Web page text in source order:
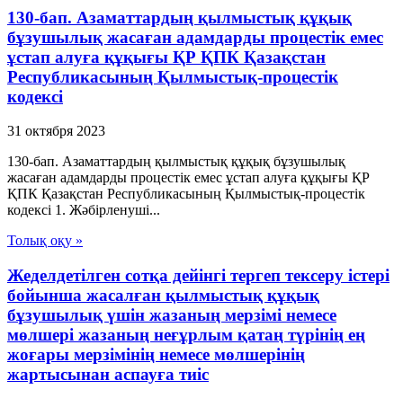
130-бап. Азаматтардың қылмыстық құқық
бұзушылық жасаған адамдарды процестік емес
ұстап алуға құқығы ҚР ҚПК Қазақстан
Республикасының Қылмыстық-процестік
кодексi
31 октября 2023
130-бап. Азаматтардың қылмыстық құқық бұзушылық
жасаған адамдарды процестік емес ұстап алуға құқығы ҚР
ҚПК Қазақстан Республикасының Қылмыстық-процестік
кодексi 1. Жәбiрленушi...
Толық оқу »
Жеделдетілген сотқа дейінгі тергеп тексеру істері
бойынша жасалған қылмыстық құқық
бұзушылық үшін жазаның мерзімі немесе
мөлшері жазаның неғұрлым қатаң түрінің ең
жоғары мерзімінің немесе мөлшерінің
жартысынан аспауға тиіс